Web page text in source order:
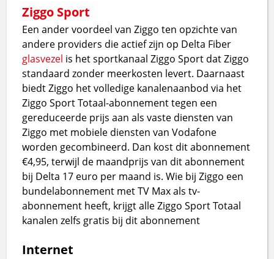
Ziggo Sport
Een ander voordeel van Ziggo ten opzichte van
andere providers die actief zijn op Delta Fiber
glasvezel is het sportkanaal Ziggo Sport dat Ziggo
standaard zonder meerkosten levert. Daarnaast
biedt Ziggo het volledige kanalenaanbod via het
Ziggo Sport Totaal-abonnement tegen een
gereduceerde prijs aan als vaste diensten van
Ziggo met mobiele diensten van Vodafone
worden gecombineerd. Dan kost dit abonnement
€4,95, terwijl de maandprijs van dit abonnement
bij Delta 17 euro per maand is. Wie bij Ziggo een
bundelabonnement met TV Max als tv-
abonnement heeft, krijgt alle Ziggo Sport Totaal
kanalen zelfs gratis bij dit abonnement
Internet